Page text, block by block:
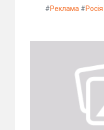
#Реклама #Росія